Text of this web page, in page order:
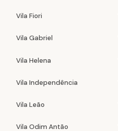
Vila Fiori
Vila Gabriel
Vila Helena
Vila Independência
Vila Leão
Vila Odim Antão